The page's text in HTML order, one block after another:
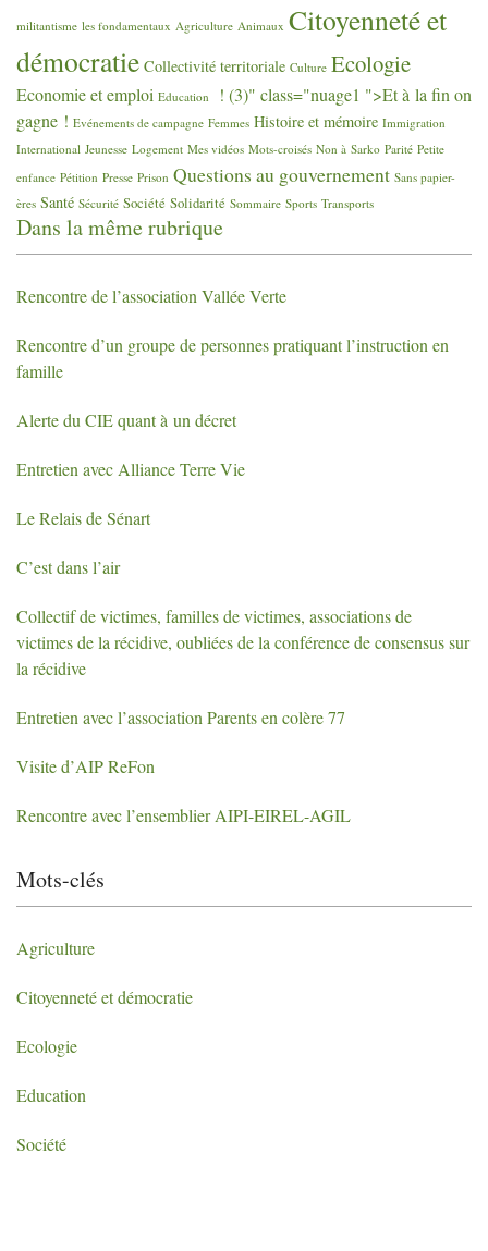
militantisme les fondamentaux Agriculture Animaux Citoyenneté et
démocratie Collectivité territoriale Culture Ecologie
Economie et emploi Education
! (3)" class="nuage1 ">Et à la fin on
gagne ! Evénements de campagne Femmes Histoire et mémoire Immigration
International Jeunesse Logement Mes vidéos Mots-croisés Non à Sarko Parité Petite
enfance Pétition Presse Prison Questions au gouvernement Sans papier-
ères Santé Sécurité Société Solidarité Sommaire Sports Transports
Dans la même rubrique
Rencontre de l’association Vallée Verte
Rencontre d’un groupe de personnes pratiquant l’instruction en
famille
Alerte duCIEquant à un décret
Entretien avec Alliance Terre Vie
Le Relais de Sénart
C’est dans l’air
Collectif de victimes, familles de victimes, associations de
victimes de la récidive, oubliées de la conférence de consensus sur
la récidive
Entretien avec l’association Parents en colère 77
Visite d’AIPReFon
Rencontre avec l’ensemblierAIPI-EIREL-AGIL
Mots-clés
Agriculture
Citoyenneté et démocratie
Ecologie
Education
Société